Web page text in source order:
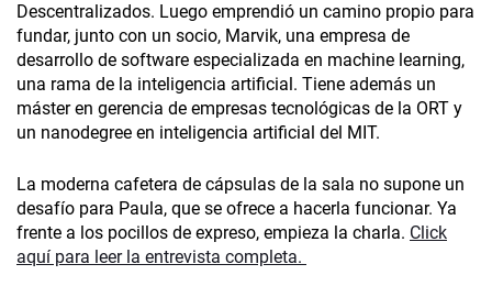
Descentralizados. Luego emprendió un camino propio para
fundar, junto con un socio, Marvik, una empresa de
desarrollo de software especializada en machine learning,
una rama de la inteligencia artificial. Tiene además un
máster en gerencia de empresas tecnológicas de la ORT y
un nanodegree en inteligencia artificial del MIT.
La moderna cafetera de cápsulas de la sala no supone un
desafío para Paula, que se ofrece a hacerla funcionar. Ya
frente a los pocillos de expreso, empieza la charla. Click
aquí para leer la entrevista completa.